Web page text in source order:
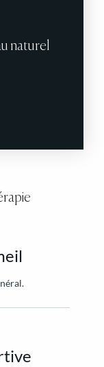
naturel